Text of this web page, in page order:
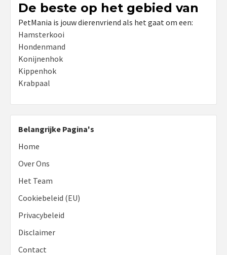
De beste op het gebied van
PetMania is jouw dierenvriend als het gaat om een:
Hamsterkooi
Hondenmand
Konijnenhok
Kippenhok
Krabpaal
Belangrijke Pagina's
Home
Over Ons
Het Team
Cookiebeleid (EU)
Privacybeleid
Disclaimer
Contact